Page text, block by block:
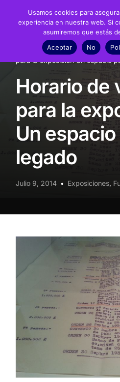
Noticias
para la exposición Un espacio
Horario de
para la
Un
legado
Julio 9, 2014 Exposiciones,
Usamos cookies para
experiencia en nuestra web. Si
asumiremos que estás
Aceptar
No
Fundación
Recursos
Noticias
Material didáctico
Transparencia